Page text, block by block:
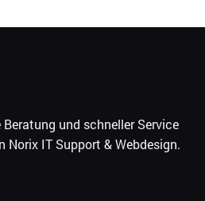
Beratung und schneller Service
Norix IT Support & Webdesign.